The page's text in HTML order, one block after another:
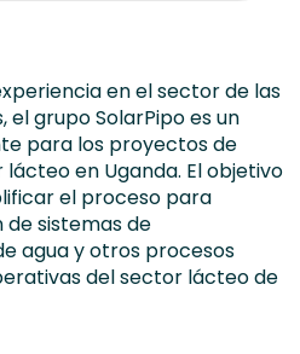
en el sector de las
grupo SolarPipo es un
para los proyectos de
en Uganda. El objetivo
el proceso para
de sistemas de
agua y otros procesos
del sector lácteo de